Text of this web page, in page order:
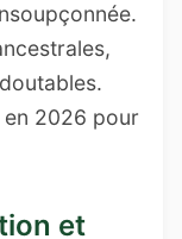
2026 pour
et